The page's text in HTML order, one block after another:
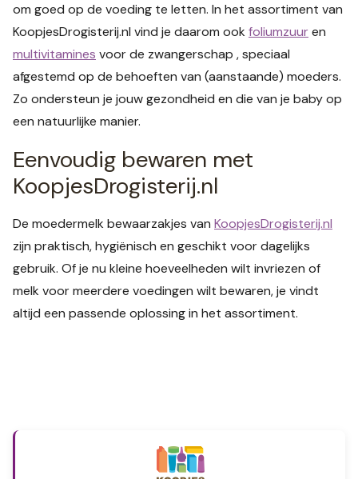
om goed op de voeding te letten. In het assortiment van
KoopjesDrogisterij.nl vind je daarom ook foliumzuur en
multivitamines voor de zwangerschap , speciaal
afgestemd op de behoeften van (aanstaande) moeders.
Zo ondersteun je jouw gezondheid en die van je baby op
een natuurlijke manier.
Eenvoudig bewaren met
KoopjesDrogisterij.nl
De moedermelk bewaarzakjes van KoopjesDrogisterij.nl
zijn praktisch, hygiënisch en geschikt voor dagelijks
gebruik. Of je nu kleine hoeveelheden wilt invriezen of
melk voor meerdere voedingen wilt bewaren, je vindt
altijd een passende oplossing in het assortiment.